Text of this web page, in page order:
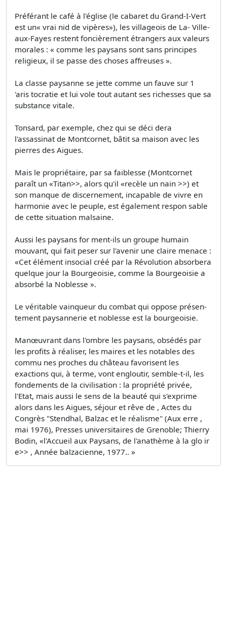
Préférant le café à l'église (le cabaret du Grand-I-Vert
est un« vrai nid de vipères»), les villageois de La- Ville-
aux-Fayes restent foncièrement étrangers aux valeurs
morales : « comme les paysans sont sans principes
religieux, il se passe des choses affreuses ».
La classe paysanne se jette comme un fauve sur 1
'aris­ tocratie et lui vole tout autant ses richesses que sa
substance vitale.
Tonsard, par exemple, chez qui se déci­ dera
l'assassinat de Montcornet, bâtit sa maison avec les
pierres des Aigues.
Mais le propriétaire, par sa faiblesse (Montcornet
paraît un «Titan>>, alors qu'il «recèle un nain >>) et
son manque de discernement, incapable de vivre en
harmonie avec le peuple, est également respon­ sable
de cette situation malsaine.
Aussi les paysans for­ ment-ils un groupe humain
mouvant, qui fait peser sur l'avenir une claire menace :
«Cet élément insocial créé par la Révolution absorbera
quelque jour la Bourgeoisie, comme la Bourgeoisie a
absorbé la Noblesse ».
Le véritable vainqueur du combat qui oppose présen­
tement paysannerie et noblesse est la bourgeoisie.
Manœuvrant dans l'ombre les paysans, obsédés par
les profits à réaliser, les maires et les notables des
commu­ nes proches du château favorisent les
exactions qui, à terme, vont engloutir, semble-t-il, les
fondements de la civilisation : la propriété privée,
l'Etat, mais aussi le sens de la beauté qui s'exprime
alors dans les Aigues, séjour et rêve de , Actes du
Congrès "Stendhal, Balzac et le réalisme" (Aux erre ,
mai 1976), Presses universitaires de Grenoble; Thierry
Bodin, «l'Accueil aux Paysans, de l'anathème à la glo ir
e>> , Année balzacienne, 1977.. »